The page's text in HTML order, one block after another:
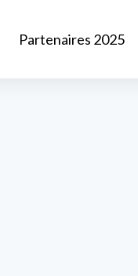
Partenaires 2025